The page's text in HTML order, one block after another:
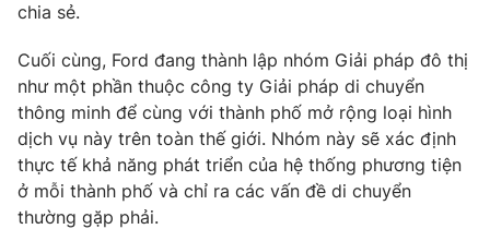
Phó Tổng Biên tập:
Tổng đài VTV: 024.38 355 931 - 024.38 355 932
Ðiện thoại Thời báo VTV:
024.66 897 897
Email: toasoan@vtv.vn
Liên hệ quảng cáo: 024-7300.7108
chia sẻ.
Cuối cùng, Ford đang thành lập nhóm Giải pháp đô thị
như một phần thuộc công ty Giải pháp di chuyển
thông minh để cùng với thành phố mở rộng loại hình
dịch vụ này trên toàn thế giới. Nhóm này sẽ xác định
thực tế khả năng phát triển của hệ thống phương tiện
ở mỗi thành phố và chỉ ra các vấn đề di chuyển
thường gặp phải.